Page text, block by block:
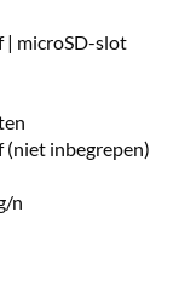
| microSD-slot
inbegrepen)
n